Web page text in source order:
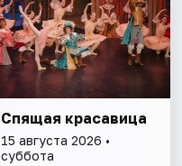
Спящая красавица
15 августа 2026 •
суббота